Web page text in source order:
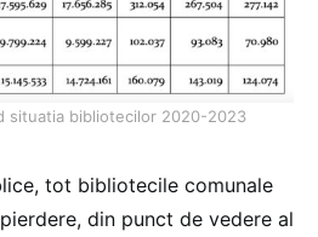
situatia bibliotecilor 2020-2023
tot bibliotecile comunale
din punct de vedere al